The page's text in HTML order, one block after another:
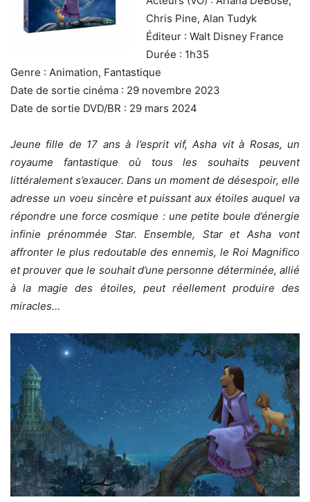
Chris Pine, Alan Tudyk
Éditeur : Walt Disney France
Durée : 1h35
Genre : Animation, Fantastique
Date de sortie cinéma : 29 novembre 2023
Date de sortie DVD/BR : 29 mars 2024
Jeune fille de 17 ans à l’esprit vif, Asha vit à Rosas, un
royaume fantastique où tous les souhaits peuvent
littéralement s’exaucer. Dans un moment de désespoir, elle
adresse un voeu sincère et puissant aux étoiles auquel va
répondre une force cosmique : une petite boule d’énergie
infinie prénommée Star. Ensemble, Star et Asha vont
affronter le plus redoutable des ennemis, le Roi Magnifico
et prouver que le souhait d’une personne déterminée, allié
à la magie des étoiles, peut réellement produire des
miracles…